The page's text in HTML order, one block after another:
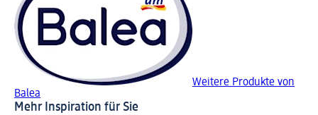
Weitere Produkte von
Balea
Mehr Inspiration für Sie